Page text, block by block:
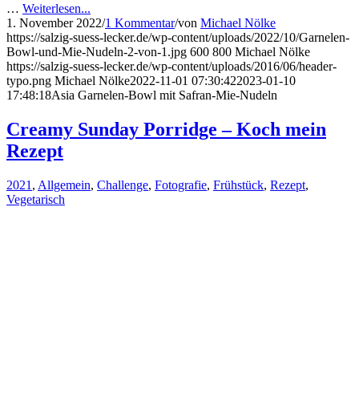
… Weiterlesen...
1. November 2022/1 Kommentar/von Michael Nölke
https://salzig-suess-lecker.de/wp-content/uploads/2022/10/Garnelen-
Bowl-und-Mie-Nudeln-2-von-1.jpg 600 800 Michael Nölke
https://salzig-suess-lecker.de/wp-content/uploads/2016/06/header-
typo.png Michael Nölke2022-11-01 07:30:422023-01-10
17:48:18Asia Garnelen-Bowl mit Safran-Mie-Nudeln
Creamy Sunday Porridge – Koch mein
Rezept
2021 , Allgemein, Challenge, Fotografie, Frühstück, Rezept,
Vegetarisch